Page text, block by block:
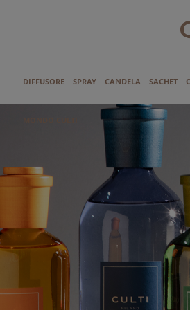
DIFFUSORE SPRAY CANDELA SACHET